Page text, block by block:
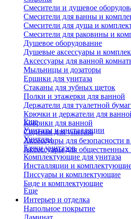
Смесители и душевое
Смесители для ванны и
Смесители для душа и
Смесители для раковины и
Душевое оборудование
Душевые аксессуары и
Аксессуары для ванной
Мыльницы и дозаторы
Ершики для унитаза
Стаканы для зубных щеток
Полки и этажерки для ванной
Держатели для туалетной
Крючки и держатели для
Коврики для ванной
Сиденья для унитаза
Аксессуары для безопасности
Аксессуары для общественных
Еще
Унитазы и инсталляции
Унитазы
Бачки унитазов
Комплектующие для унитаза
Инсталляции и
Писсуары и комплектующие
Биде и комплектующие
Еще
Интерьер и отделка
Напольное покрытие
Ламинат